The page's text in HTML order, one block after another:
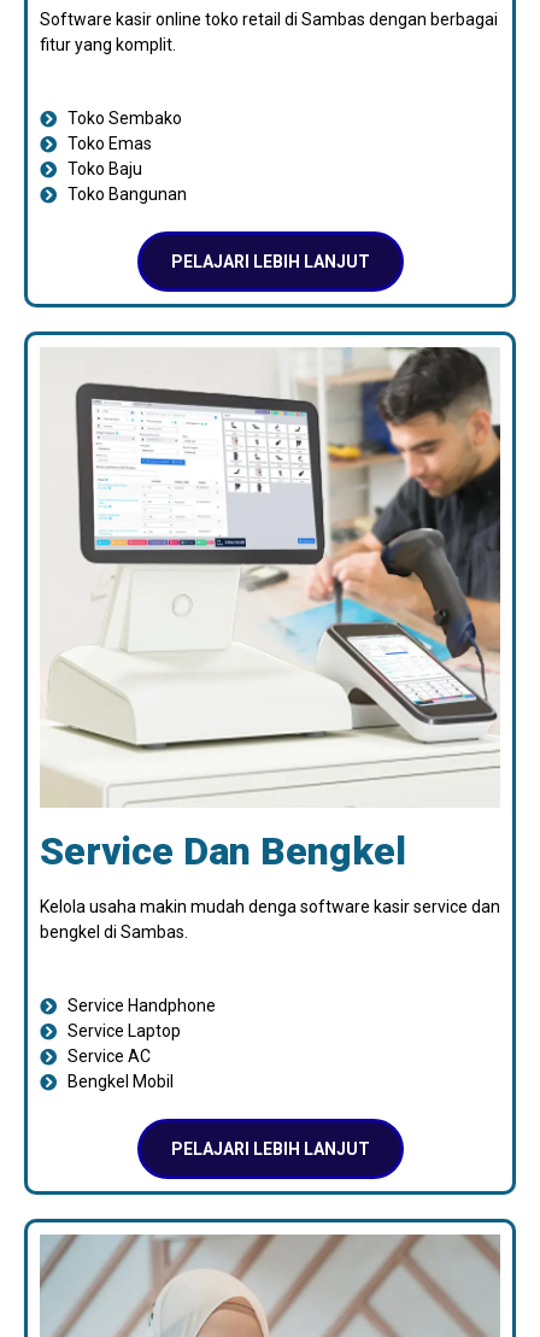
Software kasir online toko retail di Sambas dengan berbagai
fitur yang komplit.
Toko Sembako
Toko Emas
Toko Baju
Toko Bangunan
PELAJARI LEBIH LANJUT
Service Dan Bengkel
Kelola usaha makin mudah denga software kasir service dan
bengkel di Sambas.
Service Handphone
Service Laptop
Service AC
Bengkel Mobil
PELAJARI LEBIH LANJUT